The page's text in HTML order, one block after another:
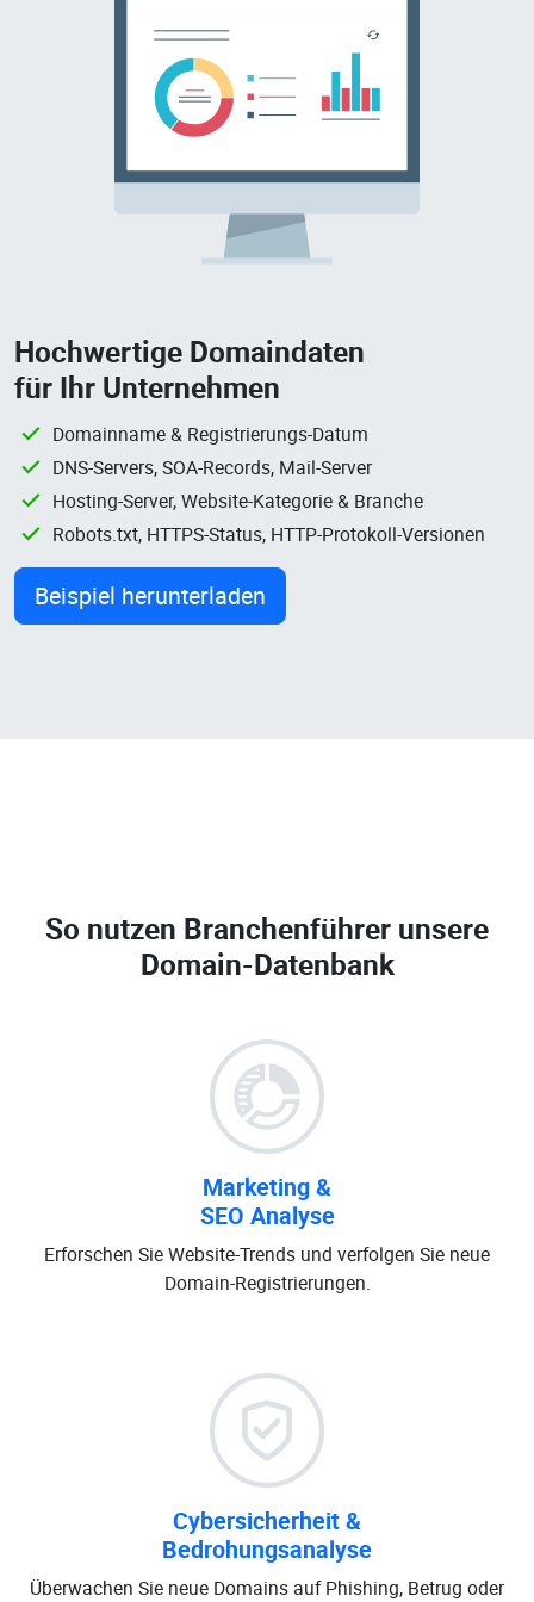
Hochwertige Domaindaten
für Ihr Unternehmen
Domainname & Registrierungs-Datum
DNS-Servers, SOA-Records, Mail-Server
Hosting-Server, Website-Kategorie & Branche
Robots.txt, HTTPS-Status, HTTP-Protokoll-Versionen
Beispiel herunterladen
So nutzen Branchenführer unsere
Domain-Datenbank
Marketing &
SEO Analyse
Erforschen Sie Website-Trends und verfolgen Sie neue
Domain-Registrierungen.
Cybersicherheit &
Bedrohungsanalyse
Überwachen Sie neue Domains auf Phishing, Betrug oder